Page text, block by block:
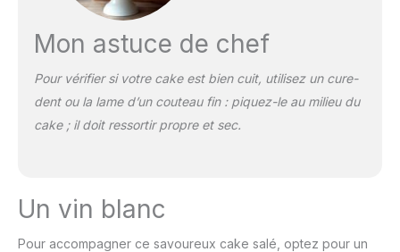
Mon astuce de chef
Pour vérifier si votre cake est bien cuit, utilisez un cure-
dent ou la lame d’un couteau fin : piquez-le au milieu du
cake ; il doit ressortir propre et sec.
Un vin blanc
Pour accompagner ce savoureux cake salé, optez pour un